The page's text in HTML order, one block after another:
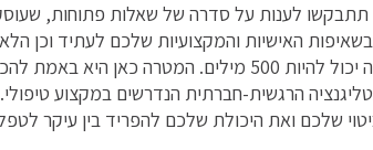
לענות על סדרה של שאלות פתוחות,
האישיות והמקצועיות שלכם לעתיד וכן
יכול להיות 75 מילים וזה יכול להיות 500 מילים.
הרגשית-חברתית הנדרשים במקצוע
שלכם ואת היכולת שלכם להפריד בין עיקר